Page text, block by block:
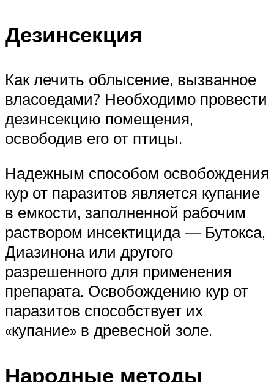
Дезинсекция
Как лечить облысение, вызванное
власоедами? Необходимо провести
дезинсекцию помещения,
освободив его от птицы.
Надежным способом освобождения
кур от паразитов является купание
в емкости, заполненной рабочим
раствором инсектицида — Бутокса,
Диазинона или другого
разрешенного для применения
препарата. Освобождению кур от
паразитов способствует их
«купание» в древесной золе.
Народные методы